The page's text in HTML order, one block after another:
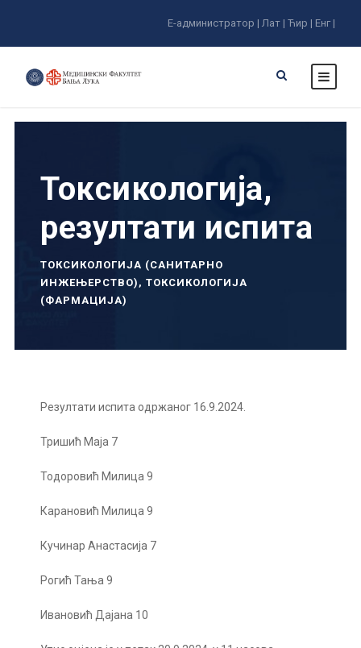
Е-администратор | Лат | Ћир | Енг |
Токсикологија,
резултати испита
ТОКСИКОЛОГИЈА (САНИТАРНО
ИНЖЕЊЕРСТВО) , ТОКСИКОЛОГИЈА
(ФАРМАЦИЈА)
Резултати испита одржаног 16.9.2024.
Тришић Маја 7
Тодоровић Милица 9
Карановић Милица 9
Кучинар Анастасија 7
Рогић Тања 9
Ивановић Дајана 10